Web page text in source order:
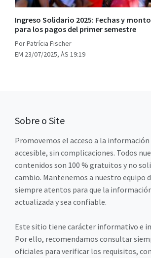
Ingreso Solidario 2025: Fechas y
para los pagos del primer semestre
Por Patrícia Fischer
EM 23/07/2025, ÀS 19:19
Sobre o Site
Promovemos el acceso a la información
accesible, sin complicaciones. Todos
contenidos son 100 % gratuitos y no
cambio. Mantenemos a nuestro equipo
siempre atentos para que la
actualizada y sea confiable.
Este sitio tiene carácter informativo e
Por ello, recomendamos consultar
oficiales para verificar los requisitos,